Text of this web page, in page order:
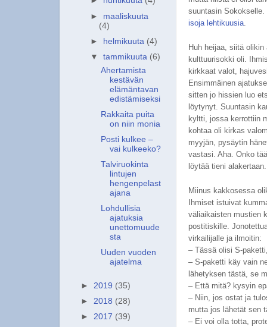
suuntasin
isoja lehtikuusia
Huh heijaa, siitä
kulttuurisokki oli.
kirkkaat valot,
Ensimmäinen
sitten jo hissien luo
löytynyt. Suuntasin
kyltti, jossa kerrottiin
kohtaa oli kirkas
myyjän, pysäytin
vastasi. Aha. Onko
löytää tieni alakertaan.
Miinus kakkosessa
Ihmiset istuivat
väliaikaisten mustien
postitiskille.
virkailijalle ja ilmoitin:
– Tässä olisi S-
– S-paketti käy vain
lähetyksen tästä, se
– Että mitä? kysyin
– Niin, jos ostat ja
mutta jos lähetät sen
– Ei voi olla totta,
► maaliskuuta
(4)
► helmikuuta (4)
▼tammikuuta (6)
Ahertamista
kestävän
elämäntavan
edistämiseksi
Rakkaita puita
on niin monia
Posti kulkee –
vai kulkeeko?
Talviruokinta
lintujen
hengenpelast
ajana
Lohdullisia
ajatuksia
unettomuude
sta
Uuden vuoden
ajatelma
► 2019 (35)
► 2018 (28)
► 2017 (39)